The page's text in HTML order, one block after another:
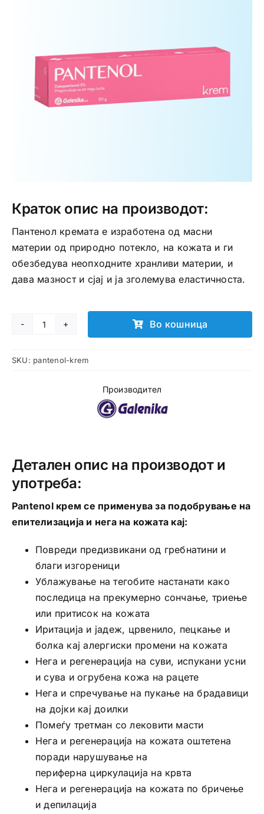
Лична хигиена
Медицински апрати
Краток опис на производот:
Пантенол кремата е изработена од масни
материи од природно потекло, на кожата и ги
обезбедува неопходните хранливи материи, и
дава мазност и сјај и ја зголемува еластичноста.
Pantenol
количина
Во кошница
SKU: pantenol-krem
Производител
Детален опис на производот и
употреба:
Pantenol крем се применува за подобрување на
епитeлизација и нега на кожата кај:
Повреди предизвикани од гребнатини и
благи изгореници
Ублажување на тегобите настанати како
последица на прекумерно сончање, триење
или притисок на кожата
Иритација и јадеж, црвенило, пецкање и
болка кај алергиски промени на кожата
Нега и регенерација на суви, испукани усни
и сува и огрубена кожа на рацете
Нега и спречување на пукање на брадавици
на дојки кај доилки
Помеѓу третман со лековити масти
Нега и регенерација на кожата оштетена
поради нарушување на
периферна циркулација на крвта
Нега и регенерација на кожата по бричење
и депилација